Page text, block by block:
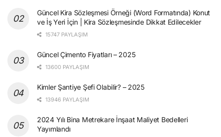
Güncel Kira Sözleşmesi Örneği (Word Formatında) Konut
ve İş Yeri İçin | Kira Sözleşmesinde Dikkat Edilecekler
15747 PAYLAŞIM
Güncel Çimento Fiyatları – 2025
13600 PAYLAŞIM
Kimler Şantiye Şefi Olabilir? – 2025
13946 PAYLAŞIM
2024 Yılı Bina Metrekare İnşaat Maliyet Bedelleri
Yayımlandı